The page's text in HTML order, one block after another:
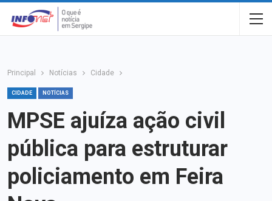
Principal Notícias Cidade
CIDADE NOTÍCIAS
MPSE ajuíza ação civil
pública para estruturar
policiamento em Feira